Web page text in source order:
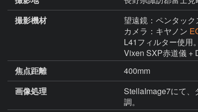
撮影機材
望遠鏡：ペンタック
カメラ：キヤノン
L41フィルター使用。
Vixen SXP赤道儀 +
焦点距離
400mm
画像処理
StellaImage7にて、
調。